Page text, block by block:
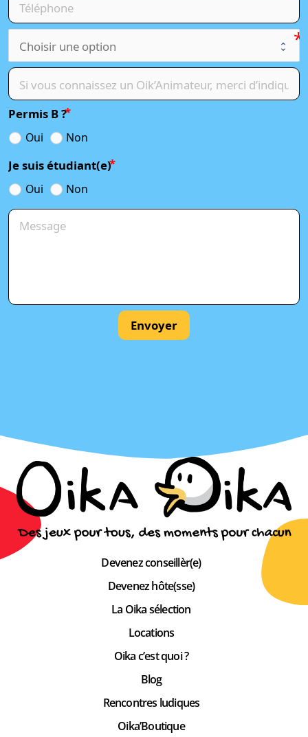
Permis B ?
Oui Non
Je suis étudiant(e)
Oui Non
Envoyer
Devenez conseillèr(e)
Devenez hôte(sse)
La Oika sélection
Locations
Oika c’est quoi ?
Blog
Rencontres ludiques
Oika’Boutique